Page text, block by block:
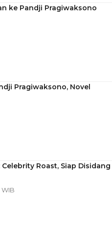
ke Pandji Pragiwaksono
Pragiwaksono, Novel
Roast, Siap Disidang
WIB